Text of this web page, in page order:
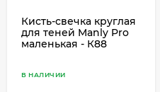
Кисть-свечка круглая
для теней Manly Pro
маленькая - К88
В НАЛИЧИИ